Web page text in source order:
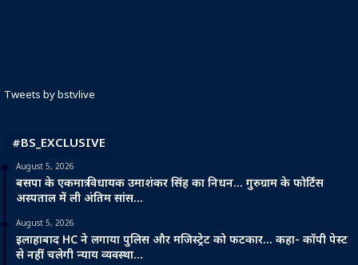
Tweets by bstvlive
#BS_EXCLUSIVE
August 5, 2026
बसपा के एकमात्र विधायक उमाशंकर सिंह का निधन… गुरुग्राम के फोर्टिस
अस्पताल में ली अंतिम सांस…
August 5, 2026
इलाहाबाद HC ने लगाया पुलिस और मजिस्ट्रेट को फटकार… कहा- कॉपी पेस्ट
से नहीं चलेगी न्याय व्यवस्था…